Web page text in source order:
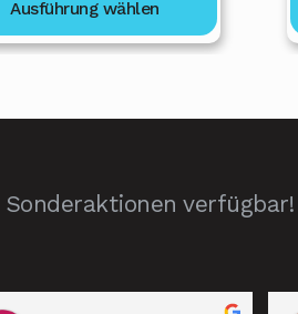
bis
79,95 €
Ausführung wählen
Sonderaktionen verfügbar!